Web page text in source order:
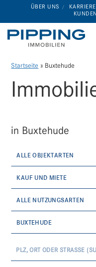
ÜBER UNS KARRIERE
Startseite » Buxtehude
in Buxtehude
ALLE OBJEKTARTEN
KAUF UND MIETE
ALLE NUTZUNGSARTEN
BUXTEHUDE